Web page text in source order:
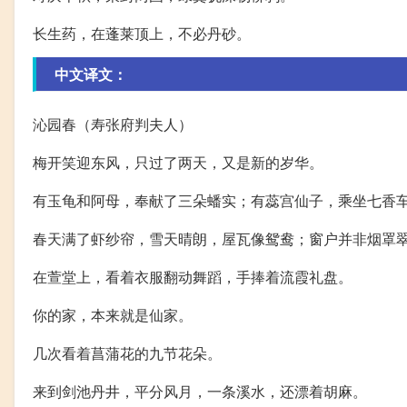
长生药，在蓬莱顶上，不必丹砂。
中文译文：
沁园春（寿张府判夫人）
梅开笑迎东风，只过了两天，又是新的岁华。
有玉龟和阿母，奉献了三朵蟠实；有蕊宫仙子，乘坐七香车
春天满了虾纱帘，雪天晴朗，屋瓦像鸳鸯；窗户并非烟罩翠
在萱堂上，看着衣服翻动舞蹈，手捧着流霞礼盘。
你的家，本来就是仙家。
几次看着菖蒲花的九节花朵。
来到剑池丹井，平分风月，一条溪水，还漂着胡麻。